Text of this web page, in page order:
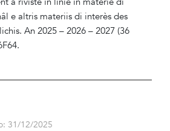
e altris materiis di interès des
An 2025 – 2026 – 2027 (36
31/12/2025